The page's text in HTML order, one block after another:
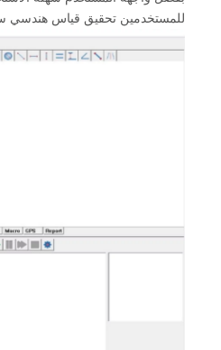
للمستخدمين تحقيق قياس هندسي